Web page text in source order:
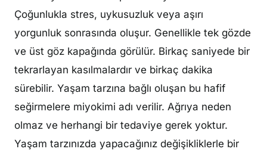
Çoğunlukla stres, uykusuzluk veya aşırı
yorgunluk sonrasında oluşur. Genellikle tek gözde
ve üst göz kapağında görülür. Birkaç saniyede bir
tekrarlayan kasılmalardır ve birkaç dakika
sürebilir. Yaşam tarzına bağlı oluşan bu hafif
seğirmelere miyokimi adı verilir. Ağrıya neden
olmaz ve herhangi bir tedaviye gerek yoktur.
Yaşam tarzınızda yapacağınız değişikliklerle bir